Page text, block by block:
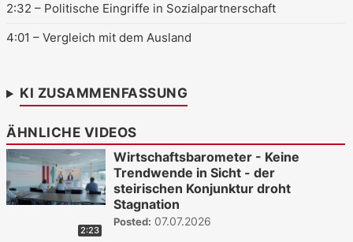
2:32 – Politische Eingriffe in Sozialpartnerschaft
4:01 – Vergleich mit dem Ausland
KI ZUSAMMENFASSUNG
ÄHNLICHE VIDEOS
2:23
Wirtschaftsbarometer - Keine
Trendwende in Sicht - der
steirischen Konjunktur droht
Stagnation
Posted: 07.07.2026